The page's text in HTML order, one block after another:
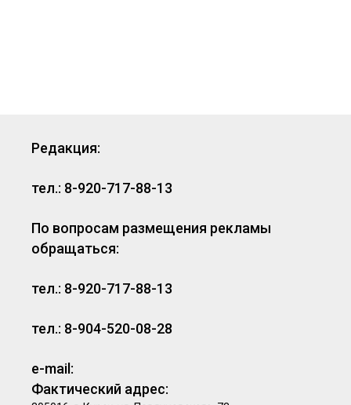
Редакция:
тел.: 8-920-717-88-13
По вопросам размещения рекламы
обращаться:
тел.: 8-920-717-88-13
тел.: 8-904-520-08-28
e-mail:
Фактический адрес: